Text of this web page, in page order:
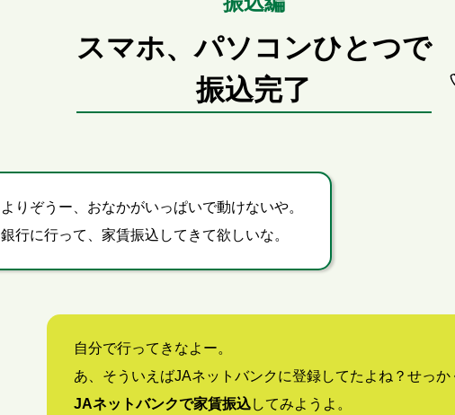
スマホ、パソコンひとつで
振込完了
よりぞうー、 おなかがいっぱいで動けないや。
銀行に行って、家賃振込してきて欲しいな。
自分で行ってきなよー。
あ、そういえばJAネットバンクに登録してたよね？せっか
JAネットバンクで家賃振込してみようよ。